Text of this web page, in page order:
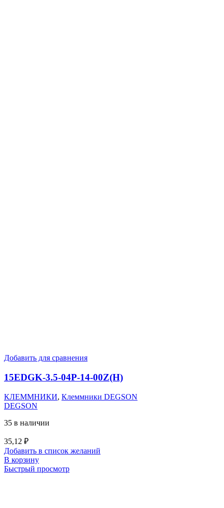
Добавить для сравнения
15EDGK-3.5-04P-14-00Z(H)
КЛЕММНИКИ, Клеммники DEGSON
DEGSON
35 в наличии
35,12 ₽
Добавить в список желаний
В корзину
Быстрый просмотр